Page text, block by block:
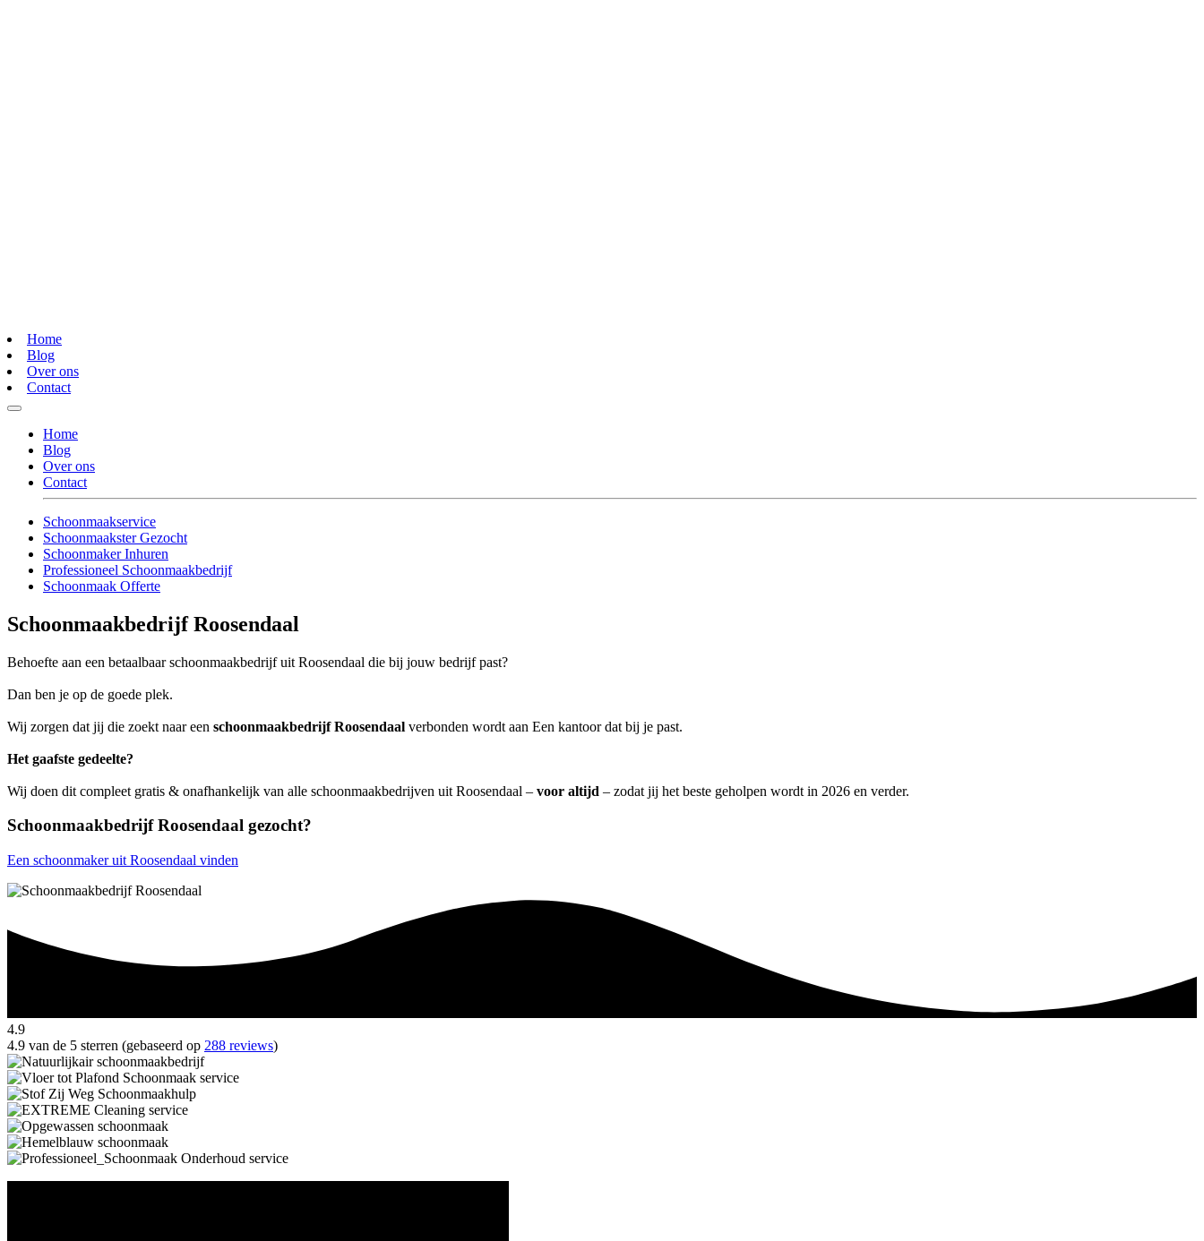
Home
Blog
Over ons
Contact
Home
Blog
Over ons
Contact
Schoonmaakservice
Schoonmaakster Gezocht
Schoonmaker Inhuren
Professioneel Schoonmaakbedrijf
Schoonmaak Offerte
Schoonmaakbedrijf Roosendaal
Behoefte aan een betaalbaar schoonmaakbedrijf uit Roosendaal die bij jouw bedrijf past?
Dan ben je op de goede plek.
Wij zorgen dat jij die zoekt naar een schoonmaakbedrijf Roosendaal verbonden wordt aan Een kantoor dat bij je past.
Het gaafste gedeelte?
Wij doen dit compleet gratis & onafhankelijk van alle schoonmaakbedrijven uit Roosendaal – voor altijd – zodat jij het beste geholpen wordt in 2026 en verder.
Schoonmaakbedrijf Roosendaal gezocht?
Een schoonmaker uit Roosendaal vinden
4.9
4.9 van de 5 sterren (gebaseerd op 288 reviews)